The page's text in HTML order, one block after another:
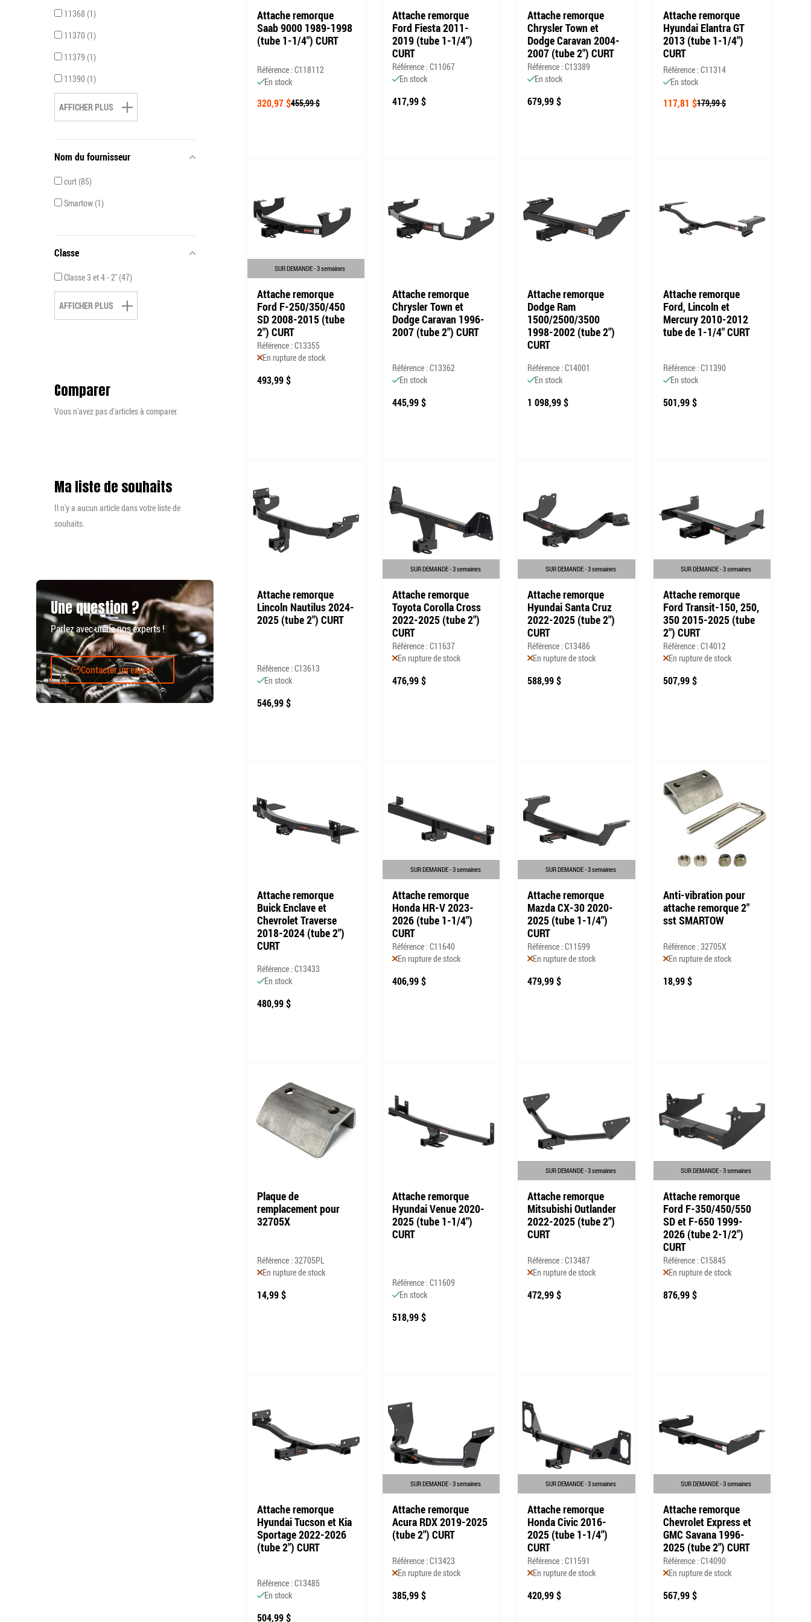
Attache remorque
Saab 9000 1989-1998
(tube 1-1/4") CURT
Référence : C118112
En stock
320,97 $455,99 $
Attache remorque
Ford Fiesta 2011-
2019 (tube 1-1/4")
CURT
Référence : C11067
En stock
417,99 $
Attache remorque
Chrysler Town et
Dodge Caravan 2004-
2007 (tube 2") CURT
Référence : C13389
En stock
679,99 $
Attache remorque
Hyundai Elantra GT
2013 (tube 1-1/4")
CURT
Référence : C11314
En stock
117,81 $179,99 $
SUR DEMANDE - 3 semaines
Attache remorque
Ford F-250/350/450
SD 2008-2015 (tube
2") CURT
Référence : C13355
En rupture de stock
493,99 $
Attache remorque
Chrysler Town et
Dodge Caravan 1996-
2007 (tube 2") CURT
Référence : C13362
En stock
445,99 $
Attache remorque
Dodge Ram
1500/2500/3500
1998-2002 (tube 2")
CURT
Référence : C14001
En stock
1 098,99 $
Attache remorque
Ford, Lincoln et
Mercury 2010-2012
tube de 1-1/4" CURT
Référence : C11390
En stock
501,99 $
Attache remorque
Lincoln Nautilus 2024-
2025 (tube 2") CURT
Référence : C13613
En stock
546,99 $
SUR DEMANDE - 3 semaines
Attache remorque
Toyota Corolla Cross
2022-2025 (tube 2")
CURT
Référence : C11637
En rupture de stock
476,99 $
SUR DEMANDE - 3 semaines
Attache remorque
Hyundai Santa Cruz
2022-2025 (tube 2")
CURT
Référence : C13486
En rupture de stock
588,99 $
SUR DEMANDE - 3 semaines
Attache remorque
Ford Transit-150, 250,
350 2015-2025 (tube
2") CURT
Référence : C14012
En rupture de stock
507,99 $
Attache remorque
Buick Enclave et
Chevrolet Traverse
2018-2024 (tube 2")
CURT
Référence : C13433
En stock
480,99 $
SUR DEMANDE - 3 semaines
Attache remorque
Honda HR-V 2023-
2026 (tube 1-1/4")
CURT
Référence : C11640
En rupture de stock
406,99 $
SUR DEMANDE - 3 semaines
Attache remorque
Mazda CX-30 2020-
2025 (tube 1-1/4")
CURT
Référence : C11599
En rupture de stock
479,99 $
Anti-vibration pour
attache remorque 2"
sst SMARTOW
Référence : 32705X
En rupture de stock
18,99 $
Plaque de
remplacement pour
32705X
Référence : 32705PL
En rupture de stock
14,99 $
Attache remorque
Hyundai Venue 2020-
2025 (tube 1-1/4")
CURT
Référence : C11609
En stock
518,99 $
SUR DEMANDE - 3 semaines
Attache remorque
Mitsubishi Outlander
2022-2025 (tube 2")
CURT
Référence : C13487
En rupture de stock
472,99 $
SUR DEMANDE - 3 semaines
Attache remorque
Ford F-350/450/550
SD et F-650 1999-
2026 (tube 2-1/2")
CURT
Référence : C15845
En rupture de stock
876,99 $
Attache remorque
Hyundai Tucson et Kia
Sportage 2022-2026
(tube 2") CURT
Référence : C13485
En stock
504,99 $
SUR DEMANDE - 3 semaines
Attache remorque
Acura RDX 2019-2025
(tube 2") CURT
Référence : C13423
En rupture de stock
385,99 $
SUR DEMANDE - 3 semaines
Attache remorque
Honda Civic 2016-
2025 (tube 1-1/4")
CURT
Référence : C11591
En rupture de stock
420,99 $
SUR DEMANDE - 3 semaines
Attache remorque
Chevrolet Express et
GMC Savana 1996-
2025 (tube 2") CURT
Référence : C14090
En rupture de stock
567,99 $
11368 1
11370 1
11379 1
11390 1
AFFICHER PLUS
Nom du fournisseur
curt 85
Smartow 1
Classe
Classe 3 et 4 - 2'' 47
AFFICHER PLUS
Comparer
Vous n'avez pas d'articles à comparer.
Ma liste de souhaits
Il n'y a aucun article dans votre liste de
souhaits.
Une question ?
Parlez avec un de nos experts !
Contacter un expert